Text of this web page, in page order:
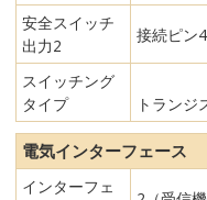
安全スイッチ
出力2
接続ピン
スイッチング
タイプ
トランジ
電気インターフェース
インターフェ